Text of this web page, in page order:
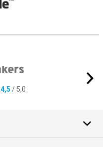
4,5 / 5,0